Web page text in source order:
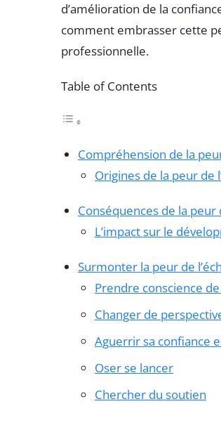
d’amélioration de la
comment embrasser cette
professionnelle.
Table of Contents
Compréhension de la
Origines de la peur de
Conséquences de la peur
L’impact sur le
Surmonter la peur de
Prendre conscience
Changer de
Aguerrir sa confiance
Oser se lancer
Chercher du soutien